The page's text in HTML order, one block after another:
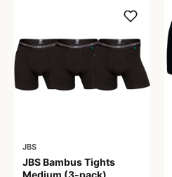
JBS
JBS Bambus Tights
Medium (3-pack)